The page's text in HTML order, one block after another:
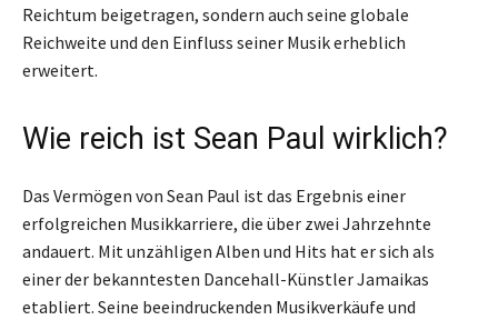
Reichtum beigetragen, sondern auch seine globale
Reichweite und den Einfluss seiner Musik erheblich
erweitert.
Wie reich ist Sean Paul wirklich?
Das Vermögen von Sean Paul ist das Ergebnis einer
erfolgreichen Musikkarriere, die über zwei Jahrzehnte
andauert. Mit unzähligen Alben und Hits hat er sich als
einer der bekanntesten Dancehall-Künstler Jamaikas
etabliert. Seine beeindruckenden Musikverkäufe und